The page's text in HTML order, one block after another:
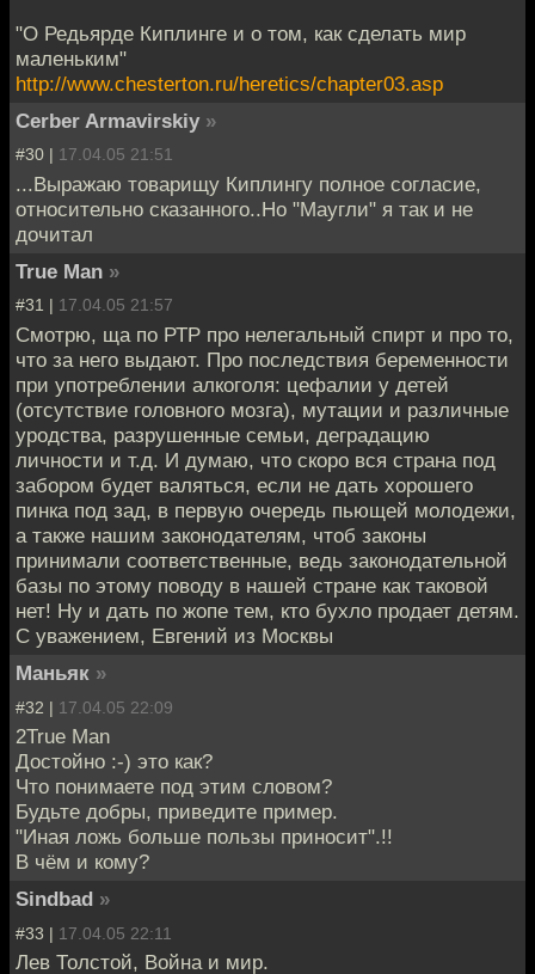
"О Редьярде Киплинге и о том, как сделать мир
маленьким"
http://www.chesterton.ru/heretics/chapter03.asp
Cerber Armavirskiy »
#30 | 17.04.05 21:51
...Выражаю товарищу Киплингу полное согласие,
относительно сказанного..Но "Маугли" я так и не
дочитал
True Man »
#31 | 17.04.05 21:57
Смотрю, ща по РТР про нелегальный спирт и про то,
что за него выдают. Про последствия беременности
при употреблении алкоголя: цефалии у детей
(отсутствие головного мозга), мутации и различные
уродства, разрушенные семьи, деградацию
личности и т.д. И думаю, что скоро вся страна под
забором будет валяться, если не дать хорошего
пинка под зад, в первую очередь пьющей молодежи,
а также нашим законодателям, чтоб законы
принимали соответственные, ведь законодательной
базы по этому поводу в нашей стране как таковой
нет! Ну и дать по жопе тем, кто бухло продает детям.
С уважением, Евгений из Москвы
Маньяк »
#32 | 17.04.05 22:09
2True Man
Достойно :-) это как?
Что понимаете под этим словом?
Будьте добры, приведите пример.
"Иная ложь больше пользы приносит".!!
В чём и кому?
Sindbad »
#33 | 17.04.05 22:11
Лев Толстой, Война и мир.